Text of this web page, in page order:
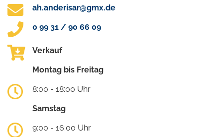
ah.anderisar@gmx.de
0 99 31 / 90 66 09
Verkauf
Montag bis Freitag
8:00 - 18:00 Uhr
Samstag
9:00 - 16:00 Uhr